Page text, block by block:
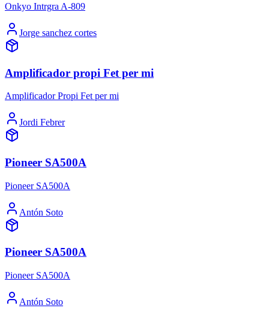
Onkyo Intrgra A-809
Jorge sanchez cortes
Amplificador propi Fet per mi
Amplificador Propi Fet per mi
Jordi Febrer
Pioneer SA500A
Pioneer SA500A
Antón Soto
Pioneer SA500A
Pioneer SA500A
Antón Soto